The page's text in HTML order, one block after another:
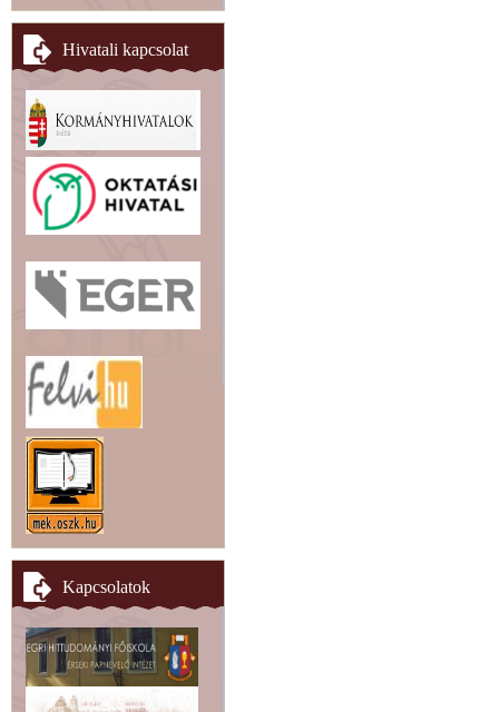
Hivatali kapcsolat
Kapcsolatok